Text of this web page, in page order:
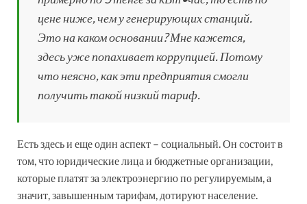
цене ниже, чем у генерирующих станций.
Это на каком основании? Мне кажется,
здесь уже попахивает коррупцией. Потому
что неясно, как эти предприятия смогли
получить такой низкий тариф.
Есть здесь и еще один аспект – социальный. Он состоит в
том, что юридические лица и бюджетные организации,
которые платят за электроэнергию по регулируемым, а
значит, завышенным тарифам, дотируют население.